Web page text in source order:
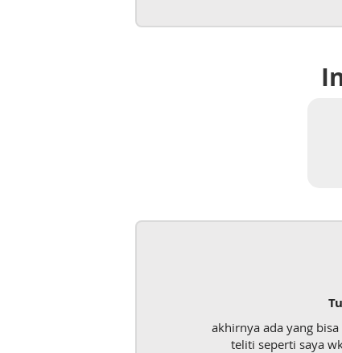
akhirnya ada yang
teliti seperti saya